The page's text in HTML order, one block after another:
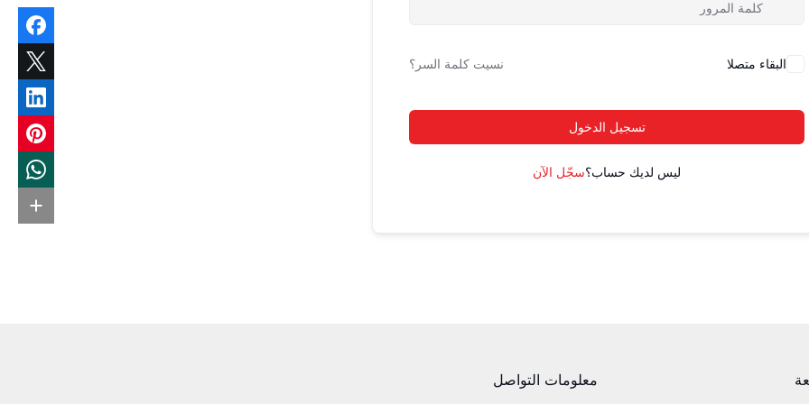
البقاء متصلا نسيت كلمة السر؟
تسجيل الدخول
ليس لديك حساب؟سجّل الآن
معلومات التواصل